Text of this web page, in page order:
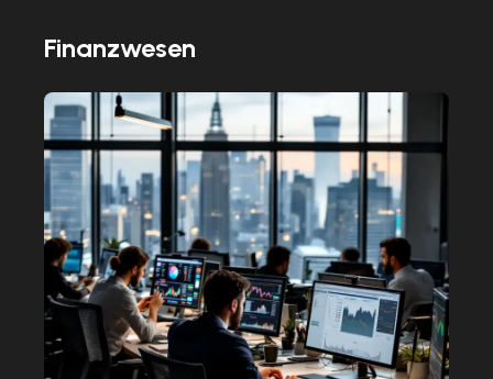
Finanzwesen